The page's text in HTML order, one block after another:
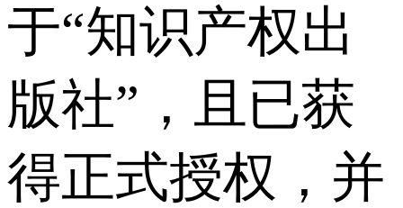
于“知识产权出
版社”，且已获
得正式授权，并